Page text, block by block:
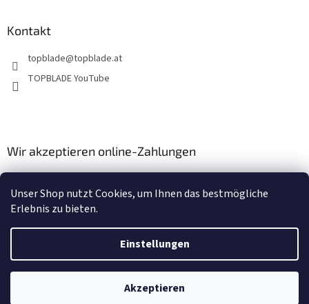
Unser Shop nutzt Cookies, um Ihnen das bestmögliche
Erlebnis zu bieten.
Einstellungen
Akzeptieren
Kontakt
topblade@topblade.at
TOPBLADE YouTube
Wir akzeptieren online-Zahlungen
Erstellt von Shoptet
topblade.at. Alle Rechte vorbehalten.